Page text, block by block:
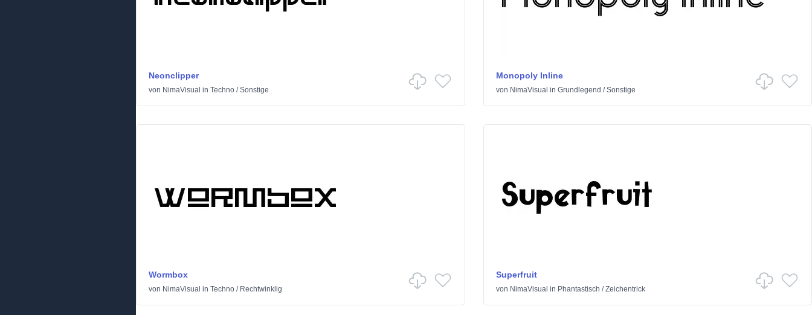
Neonclipper
von NimaVisual in Techno /Sonstige
Monopoly Inline
von NimaVisual in Grundlegend /Sonstige
Wormbox
von NimaVisual in Techno / Rechtwinklig
Superfruit
von NimaVisual in Phantastisch /Zeichentrick